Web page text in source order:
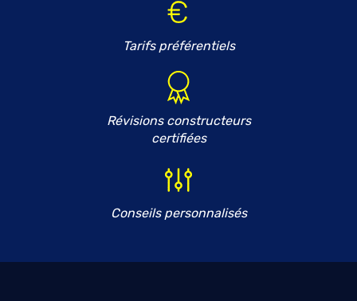
Tarifs préférentiels
Révisions constructeurs
certifiées
Conseils personnalisés